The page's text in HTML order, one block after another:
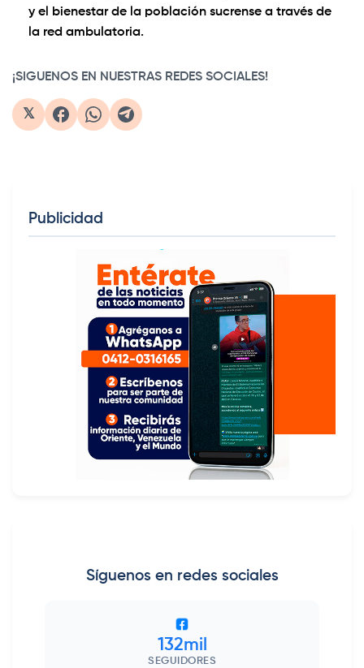
y el bienestar de la población sucrense a través de
la red ambulatoria.
¡SIGUENOS EN NUESTRAS REDES SOCIALES!
𝕏
Publicidad
Síguenos en redes sociales
132mil
SEGUIDORES